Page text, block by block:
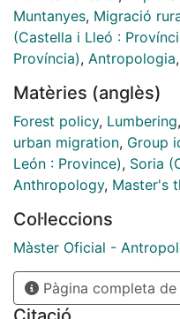
de ellas en
aprovechamientos
Muntanyes, Migració
(Castella i Lleó :
Província), Antropologia,
Matèries (anglès)
Forest policy, Lumbering,
urban migration, Group
León : Province), Soria
Anthropology, Master's
Col·leccions
Màster Oficial -
Pàgina completa